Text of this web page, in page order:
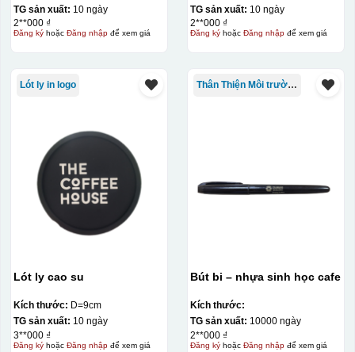
TG sản xuất: 10 ngày
2**000 ₫
Đăng kýhoặc Đăng nhậpđể xem giá
TG sản xuất: 10 ngày
2**000 ₫
Đăng kýhoặc Đăng nhậpđể xem giá
Lót ly in logo
Lót ly cao su
Kích thước: D=9cm
TG sản xuất: 10 ngày
3**000 ₫
Đăng kýhoặc Đăng nhậpđể xem giá
Thân Thiện Môi trường
Bút bi – nhựa sinh học cafe
Kích thước:
TG sản xuất: 10000 ngày
2**000 ₫
Đăng kýhoặc Đăng nhậpđể xem giá